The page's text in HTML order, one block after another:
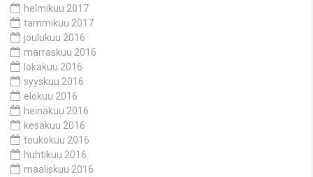
helmikuu 2017
tammikuu 2017
joulukuu 2016
marraskuu 2016
lokakuu 2016
syyskuu 2016
elokuu 2016
heinäkuu 2016
kesäkuu 2016
toukokuu 2016
huhtikuu 2016
maaliskuu 2016